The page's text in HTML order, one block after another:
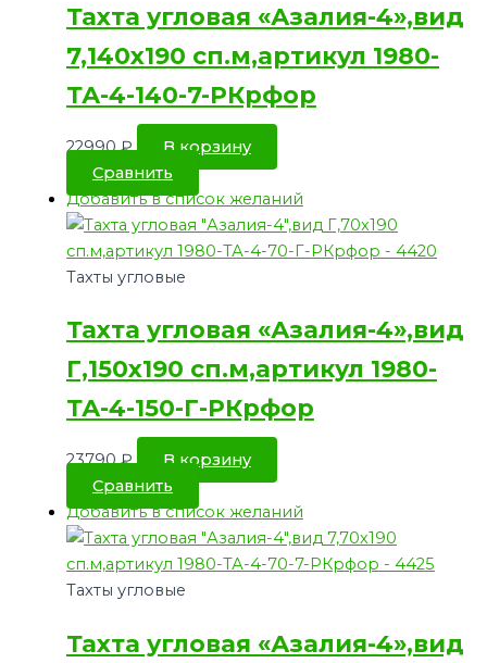
Тахта угловая «Азалия-4»,вид
7,140х190 сп.м,артикул 1980-
ТА-4-140-7-РКрфор
22990₽
В корзину
Сравнить
Добавить в список желаний
Тахты угловые
Тахта угловая «Азалия-4»,вид
Г,150х190 сп.м,артикул 1980-
ТА-4-150-Г-РКрфор
23790₽
В корзину
Сравнить
Добавить в список желаний
Тахты угловые
Тахта угловая «Азалия-4»,вид